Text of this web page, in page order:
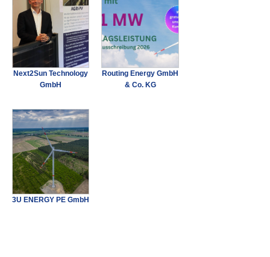
Next2Sun Technology
GmbH
Routing Energy GmbH
& Co. KG
3U ENERGY PE GmbH